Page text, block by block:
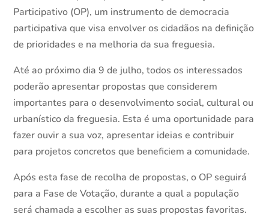
Participativo (OP), um instrumento de democracia
participativa que visa envolver os cidadãos na definição
de prioridades e na melhoria da sua freguesia.
Até ao próximo dia 9 de julho, todos os interessados
poderão apresentar propostas que considerem
importantes para o desenvolvimento social, cultural ou
urbanístico da freguesia. Esta é uma oportunidade para
fazer ouvir a sua voz, apresentar ideias e contribuir
para projetos concretos que beneficiem a comunidade.
Após esta fase de recolha de propostas, o OP seguirá
para a Fase de Votação, durante a qual a população
será chamada a escolher as suas propostas favoritas.